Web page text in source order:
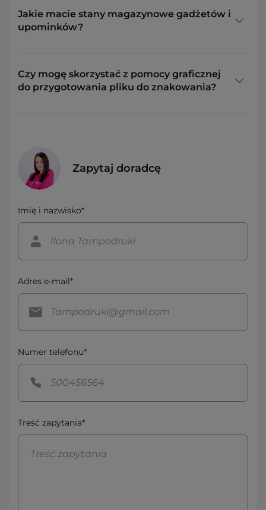
Jakie macie stany magazynowe gadżetów i
upominków?
Czy mogę skorzystać z pomocy graficznej
do przygotowania pliku do znakowania?
Zapytaj doradcę
Imię i nazwisko*
Adres e-mail*
Numer telefonu*
Treść zapytania*